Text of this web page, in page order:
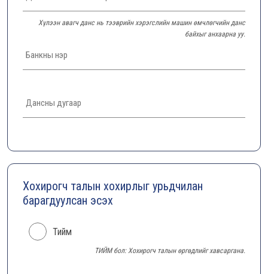
Хүлээн авагч данс нь тээврийн хэрэгслийн машин өмчлөгчийн данс
байхыг анхаарна уу.
Хохирогч талын хохирлыг урьдчилан
барагдуулсан эсэх
Тийм
ТИЙМ бол: Хохирогч талын өргөдлийг хавсаргана.